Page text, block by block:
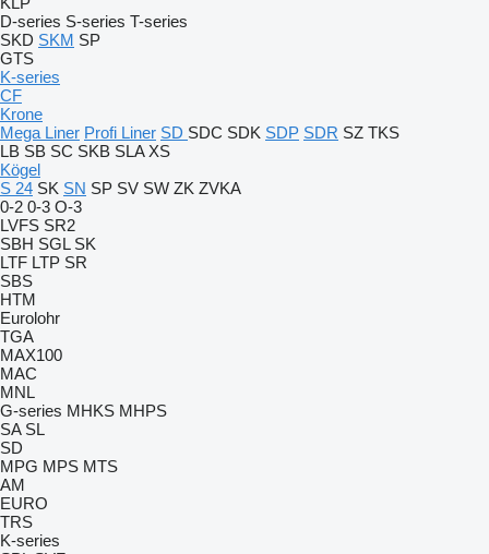
D-series S-series T-series
SKD SKM SP
GTS
K-series
CF
Krone
Mega Liner Profi Liner SD SDC SDK SDP SDR SZ TKS
LB SB SC SKB SLA XS
Kögel
S 24 SK SN SP SV SW ZK ZVKA
0-2 0-3 O-3
LVFS SR2
SBH SGL SK
LTF LTP SR
SBS
HTM
Eurolohr
TGA
MAX100
MAC
MNL
G-series MHKS MHPS
SA SL
SD
MPG MPS MTS
AM
EURO
TRS
K-series